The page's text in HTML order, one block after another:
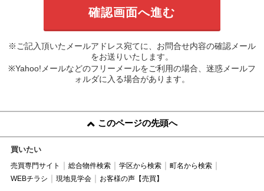
※ご記入頂いたメールアドレス宛てに、お問合せ内容の確認メール
をお送りいたします。
※Yahoo!メールなどのフリーメールをご利用の場合、迷惑メールフ
ォルダに入る場合があります。
このページの先頭へ
買いたい
売買専門サイト 総合物件検索 学区から検索
町名から検索
WEBチラシ
現地見学会 お客様の声【売買】